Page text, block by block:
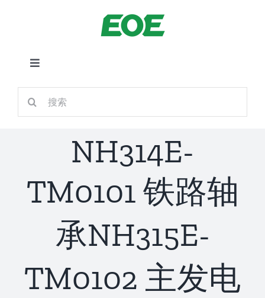
切
换
导
航
首页
联系
NH314E-
TM0101 铁路轴
承NH315E-
TM0102 主发电